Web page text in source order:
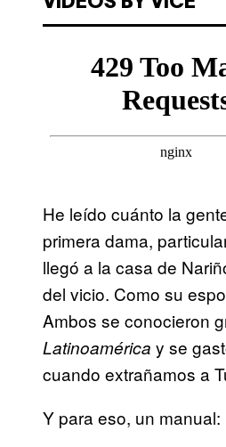
He leído cuánto la
primera dama,
llegó a la casa de
del vicio. Como su
Ambos se conocieron
Latinoamérica y se
cuando extrañamos a
Y para eso, un manual: